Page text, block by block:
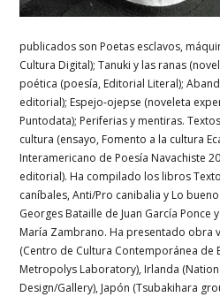
publicados son Poetas esclavos,
Cultura Digital); Tanuki y las ranas
poética (poesía, Editorial Literal);
editorial); Espejo-ojepse (noveleta
Puntodata); Periferias y mentiras.
cultura (ensayo, Fomento a la cultura
Interamericano de Poesía Navachiste
editorial). Ha compilado los libros
caníbales, Anti/Pro canibalia y Lo
Georges Bataille de Juan García Ponce
María Zambrano. Ha presentado obra
(Centro de Cultura Contemporánea de
Metropolys Laboratory), Irlanda
Design/Gallery), Japón (Tsubakihara